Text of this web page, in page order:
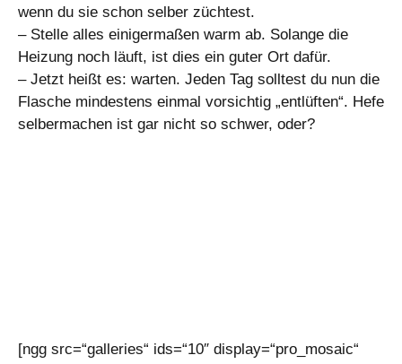
wenn du sie schon selber züchtest.
– Stelle alles einigermaßen warm ab. Solange die
Heizung noch läuft, ist dies ein guter Ort dafür.
– Jetzt heißt es: warten. Jeden Tag solltest du nun die
Flasche mindestens einmal vorsichtig „entlüften“. Hefe
selbermachen ist gar nicht so schwer, oder?
[ngg src=“galleries“ ids=“10″ display=“pro_mosaic“